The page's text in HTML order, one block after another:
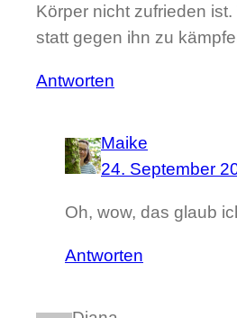
Körper nicht zufrieden
statt gegen ihn zu
Antworten
Maike
24. September
Oh, wow, das glaub
Antworten